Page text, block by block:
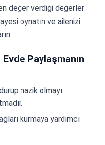
değer verdiği değerler.
oynatın ve ailenizi
Evde Paylaşmanın
nazik olmayı
kurmaya yardımcı